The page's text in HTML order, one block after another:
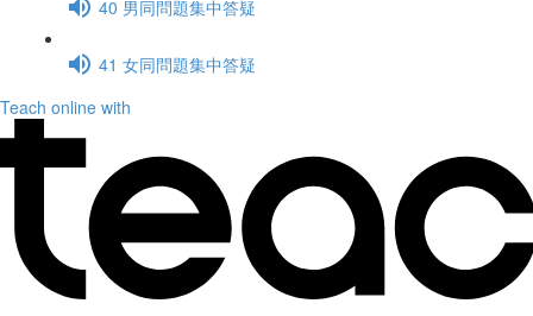
40 男同問題集中答疑
41 女同問題集中答疑
Teach online with